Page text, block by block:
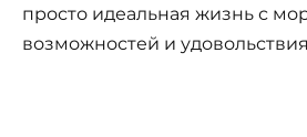
просто идеальная жизнь с
возможностей и